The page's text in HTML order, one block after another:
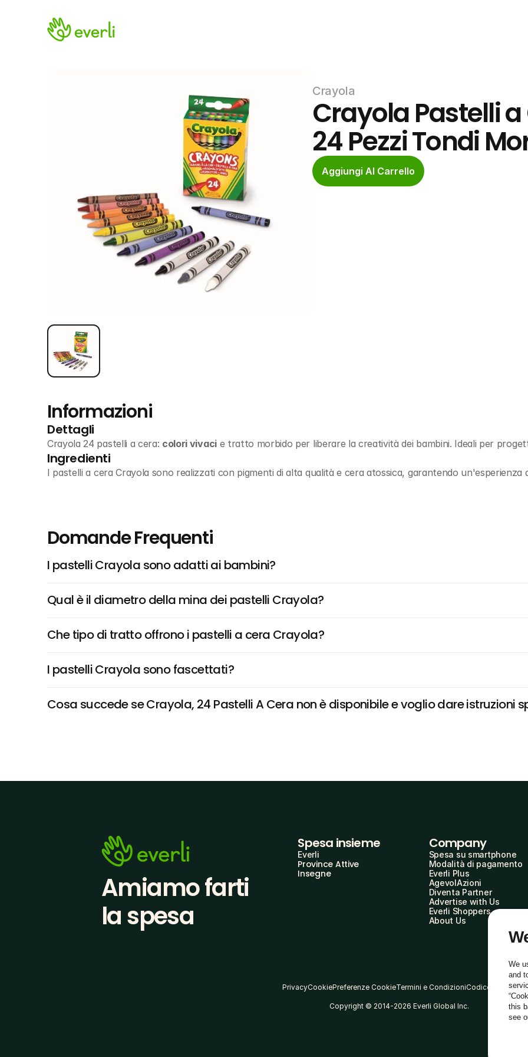
Crayola
Crayola Pastelli
24 Pezzi Tondi
Aggiungi Al Carrello
Informazioni
Dettagli
Crayola 24 pastelli a cera: colori vivaci e tratto morbido per liberare la creatività dei bambini. Ideali per
Ingredienti
I pastelli a cera Crayola sono realizzati con pigmenti di alta qualità e cera atossica, garantendo un'esperienza
Domande Frequenti
I pastelli Crayola sono adatti ai bambini?
Qual è il diametro della mina dei pastelli Crayola?
Che tipo di tratto offrono i pastelli a cera Crayola?
I pastelli Crayola sono fascettati?
Cosa succede se Crayola, 24 Pastelli A Cera non è disponibile e voglio dare istruzioni
Amiamo farti
la spesa
Spesa insieme
Everli
Province Attive
Insegne
Company
Spesa su smartphone
Modalità di pagamento
Everli Plus
AgevolAzioni
Diventa Partner
Advertise with Us
Everli Shoppers
About Us
PrivacyCookiePreferenze CookieTermini e CondizioniCodice Etico
Copyright © 2014-2026 Everli Global Inc.
We
and
this
see